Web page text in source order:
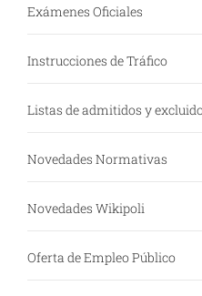
Exámenes Oficiales
Instrucciones de Tráfico
Listas de admitidos y
Novedades Normativas
Novedades Wikipoli
Oferta de Empleo Público